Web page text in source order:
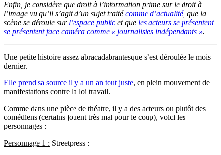
Enfin, je considère que droit à l’information prime sur le droit à
l’image vu qu’il s’agit d’un sujet traitécomme d’actualité, que la
scène se déroule sur l’espace public et que les acteurs se présentent
se présentent face caméra comme « journalistes indépendants ».
Une petite histoire assez abracadabrantesque s’est déroulée le mois
dernier.
Elle prend sa source il y a un an tout juste, en plein mouvement de
manifestations contre la loi travail.
Comme dans une pièce de théatre, il y a des acteurs ou plutôt des
comédiens (certains jouent très mal pour le coup), voici les
personnages :
Personnage 1 : Streetpress :